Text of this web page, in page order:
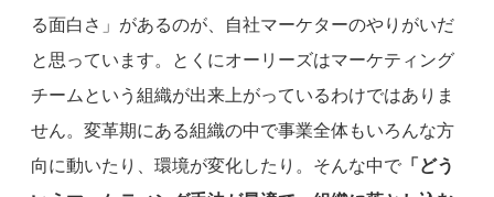
る面白さ」があるのが、自社マーケターのやりがいだ
と思っています。とくにオーリーズはマーケティング
チームという組織が出来上がっているわけではありま
せん。変革期にある組織の中で事業全体もいろんな方
向に動いたり、環境が変化したり。そんな中で 「どう